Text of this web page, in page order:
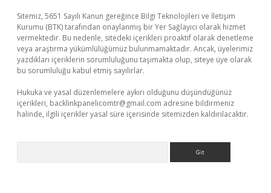
Sitemiz, 5651 Sayılı Kanun gereğince Bilgi Teknolojileri ve İletişim
Kurumu (BTK) tarafından onaylanmış bir Yer Sağlayıcı olarak hizmet
vermektedir. Bu nedenle, sitedeki içerikleri proaktif olarak denetleme
veya araştırma yükümlülüğümüz bulunmamaktadır. Ancak, üyelerimiz
yazdıkları içeriklerin sorumluluğunu taşımakta olup, siteye üye olarak
bu sorumluluğu kabul etmiş sayılırlar.
Hukuka ve yasal düzenlemelere aykırı olduğunu düşündüğünüz
içerikleri, backlinkpanelicomtr@gmail.com adresine bildirmeniz
halinde, ilgili içerikler yasal süre içerisinde sitemizden kaldırılacaktır.